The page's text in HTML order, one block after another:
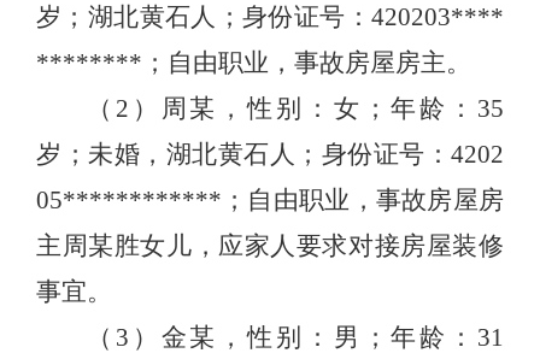
岁；湖北黄石人；身份证号：420203****
********；自由职业，事故房屋房主。
（2）周某，性别：女；年龄：35
岁；未婚，湖北黄石人；身份证号：4202
05************；自由职业，事故房屋房
主周某胜女儿，应家人要求对接房屋装修
事宜。
（3）金某，性别：男；年龄：31